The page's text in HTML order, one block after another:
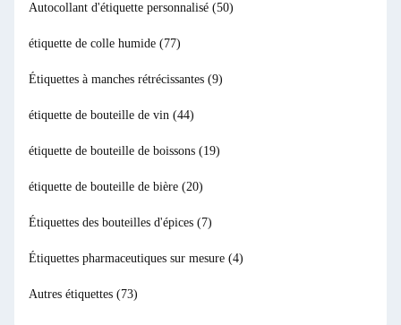
Autocollant d'étiquette personnalisé (50)
étiquette de colle humide (77)
Étiquettes à manches rétrécissantes (9)
étiquette de bouteille de vin (44)
étiquette de bouteille de boissons (19)
étiquette de bouteille de bière (20)
Étiquettes des bouteilles d'épices (7)
Étiquettes pharmaceutiques sur mesure (4)
Autres étiquettes (73)